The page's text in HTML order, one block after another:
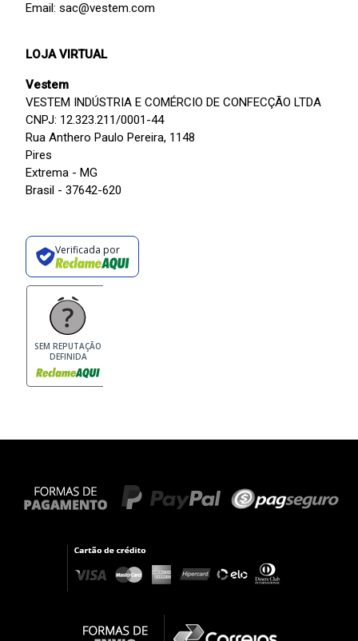
Email: sac@vestem.com
LOJA VIRTUAL
Vestem
VESTEM INDÚSTRIA E COMÉRCIO DE CONFECÇÃO LTDA
CNPJ: 12.323.211/0001-44
Rua Anthero Paulo Pereira, 1148
Pires
Extrema - MG
Brasil - 37642-620
Verificada por
SEM REPUTAÇÃO
DEFINIDA